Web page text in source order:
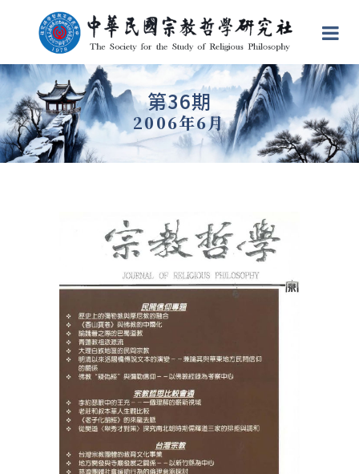
第36期
2006年6月